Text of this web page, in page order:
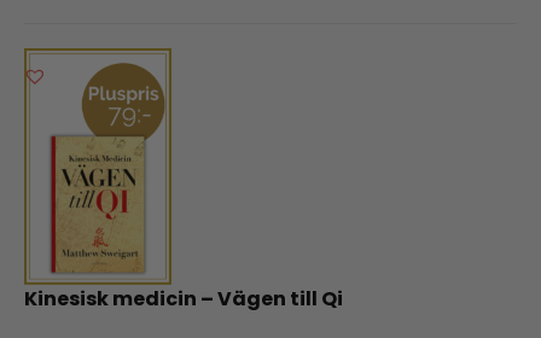
Kinesisk medicin – Vägen till Qi